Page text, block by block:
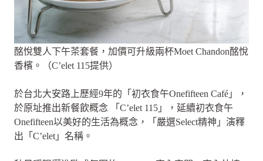
酩悅雙人下午茶套餐，加價可升級兩杯Moet Chandon酩悅
香檳。（C’elet 115提供）
於台北大安路上歷經9年的「初衣食午Onefifteen Café」，
於原址推出新餐飲概念 「C’elet 115」，延續初衣食午
Onefifteen以美好的生活為概念，「嚴選Select精神」演釋
出「C’elet」名稱。